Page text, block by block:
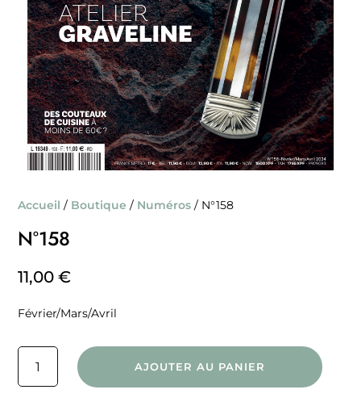
Accueil / Boutique / Numéros / N°158
N°158
11,00€
Février/Mars/Avril
AJOUTER AU PANIER